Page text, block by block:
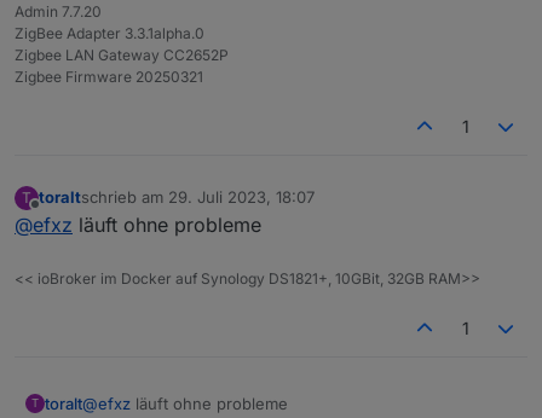
Admin 7.7.20
ZigBee Adapter 3.3.1alpha.0
Zigbee LAN Gateway CC2652P
Zigbee Firmware 20250321
1
T
Offline
toraltschrieb am 29. Juli 2023, 18:07
zuletzt editiert von
@efxz läuft ohne probleme
<< ioBroker im Docker auf Synology DS1821+, 10GBit, 32GB RAM>>
1
T toralt@efxz läuft ohne probleme